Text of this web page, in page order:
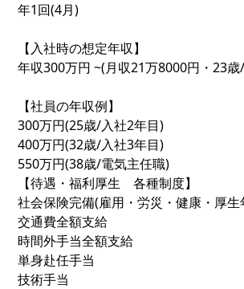
年1回(4月)
【入社時の想定年収】
年収300万円 ~(月収21万8000円・23
【社員の年収例】
300万円(25歳/入社2年目)
400万円(32歳/入社3年目)
550万円(38歳/電気主任職)
【待遇・福利厚生 各種制度】
社会保険完備(雇用・労災・健康・厚生
交通費全額支給
時間外手当全額支給
単身赴任手当
技術手当